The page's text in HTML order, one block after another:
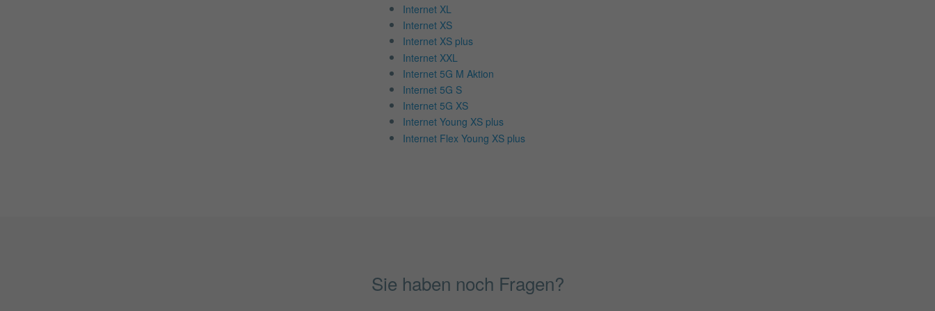
Internet XL
Internet XS
Internet XS plus
Internet XXL
Internet 5G M Aktion
Internet 5G S
Internet 5G XS
Internet Young XS plus
Internet Flex Young XS plus
Sie haben noch Fragen?